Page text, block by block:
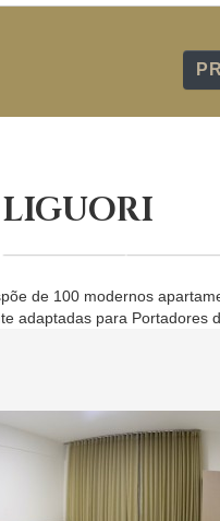
de 100 modernos
adaptadas para Portadores